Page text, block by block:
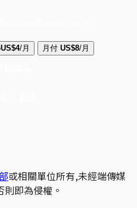
US$4/月 月付 US$8/月
或相關單位所有,未經端傳媒
即為侵權。